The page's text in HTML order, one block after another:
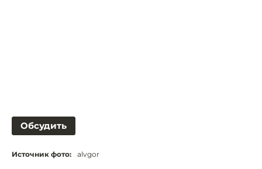
Обсудить
Источник фото: alvgor